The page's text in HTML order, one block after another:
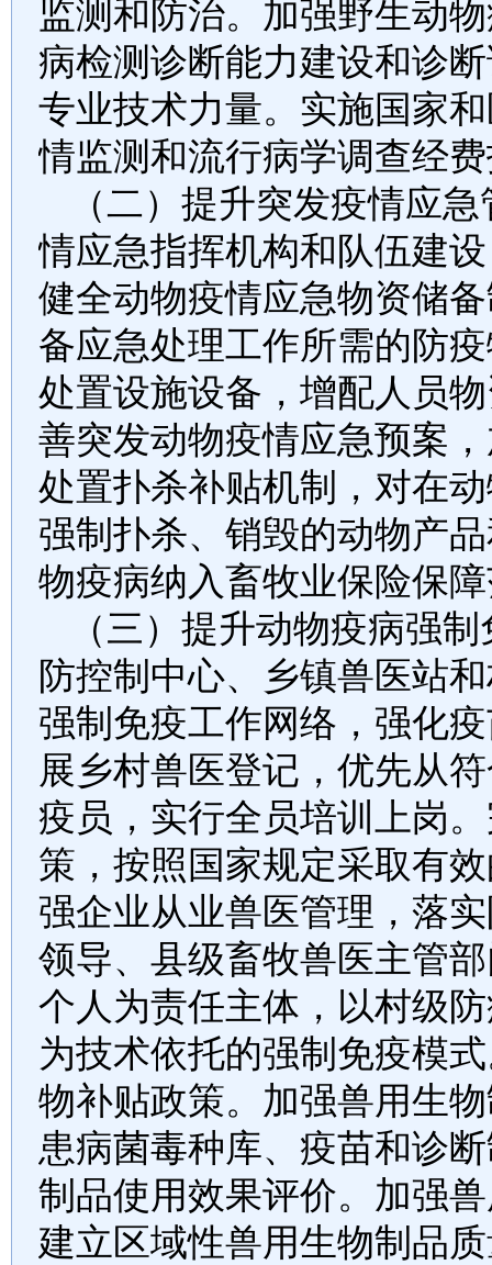
监测和防治。加强野生动
病检测诊断能力建设和诊
专业技术力量。实施国家
情监测和流行病学调查经
（二）提升突发疫情应
情应急指挥机构和队伍建
健全动物疫情应急物资储
备应急处理工作所需的防
处置设施设备，增配人员
善突发动物疫情应急预案
处置扑杀补贴机制，对在
强制扑杀、销毁的动物产
物疫病纳入畜牧业保险保
（三）提升动物疫病强
防控制中心、乡镇兽医站
强制免疫工作网络，强化
展乡村兽医登记，优先从
疫员，实行全员培训上岗
策，按照国家规定采取有
强企业从业兽医管理，落
领导、县级畜牧兽医主管
个人为责任主体，以村级
为技术依托的强制免疫模
物补贴政策。加强兽用生
患病菌毒种库、疫苗和诊
制品使用效果评价。加强
建立区域性兽用生物制品